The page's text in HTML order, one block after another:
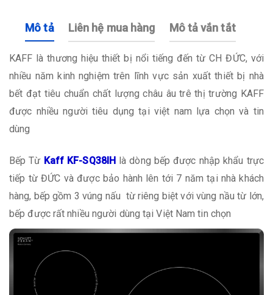
Mô tả Liên hệ mua hàng Mô tả vắn tắt
KAFF là thương hiệu thiết bị nổi tiếng đến từ CH ĐỨC, với
nhiều năm kinh nghiệm trên lĩnh vực sản xuất thiết bị nhà
bết đạt tiêu chuẩn chất lượng châu âu trê thị trường KAFF
được nhiều người tiêu dụng tại việt nam lựa chọn và tin
dùng
Bếp Từ Kaff KF-SQ38IH là dòng bếp được nhập khẩu trực
tiếp từ ĐỨC và được bảo hành lên tới 7 năm tại nhà khách
hàng, bếp gồm 3 vúng nấu từ riêng biệt với vùng nầu từ lớn,
bếp được rất nhiều người dùng tại Việt Nam tin chọn